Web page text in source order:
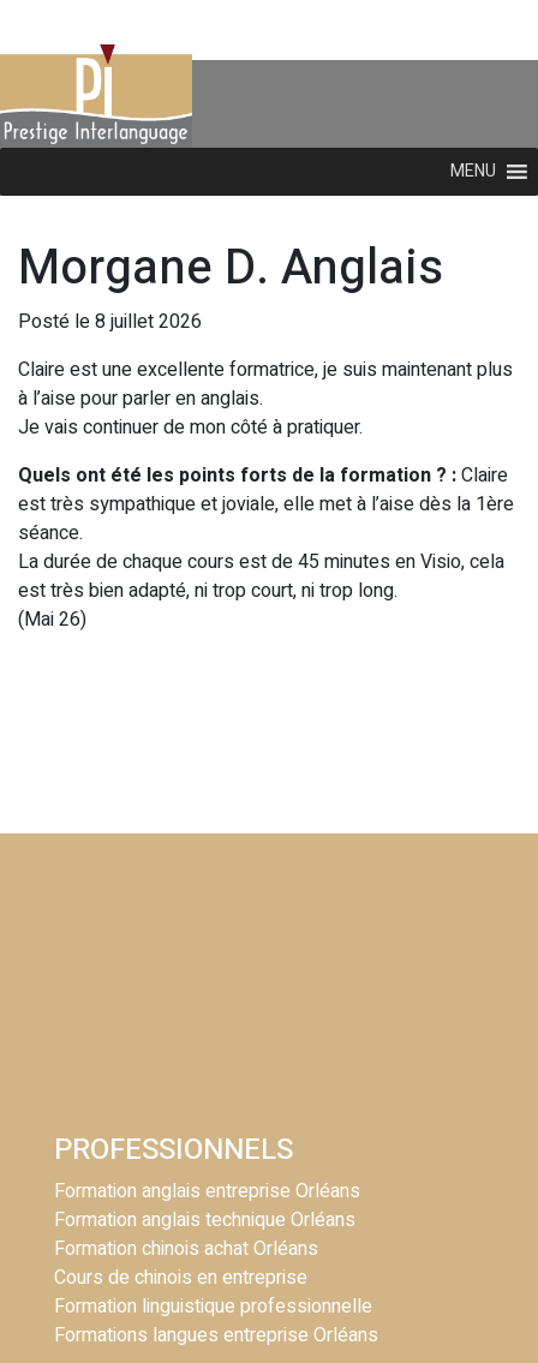
MENU
Morgane D. Anglais
Posté le 8 juillet 2026
Claire est une excellente formatrice, je suis maintenant plus
à l’aise pour parler en anglais.
Je vais continuer de mon côté à pratiquer.
Quels ont été les points forts de la formation ? :Claire
est très sympathique et joviale, elle met à l’aise dès la 1ère
séance.
La durée de chaque cours est de 45 minutes en Visio, cela
est très bien adapté, ni trop court, ni trop long.
(Mai 26)
PROFESSIONNELS
Formation anglais entreprise Orléans
Formation anglais technique Orléans
Formation chinois achat Orléans
Cours de chinois en entreprise
Formation linguistique professionnelle
Formations langues entreprise Orléans